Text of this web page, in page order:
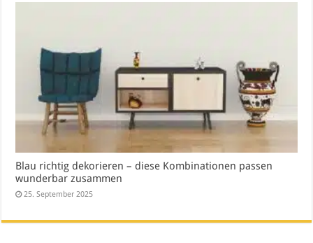
Blau richtig dekorieren – diese Kombinationen passen
wunderbar zusammen
25. September 2025